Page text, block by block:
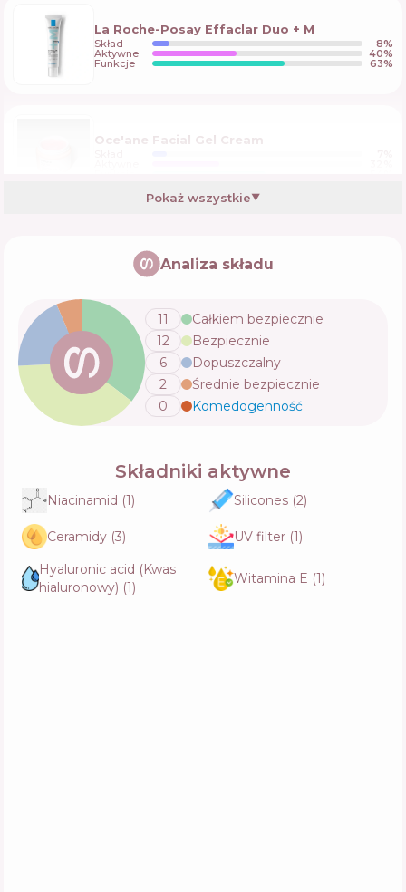
La Roche-Posay Effaclar Duo + M
Skład 8%
Aktywne 40%
Funkcje 63%
Oce'ane Facial Gel Cream
Pokaż wszystkie▼
Analiza składu
11
Całkiem bezpiecznie
12
Bezpiecznie
6
Dopuszczalny
2
Średnie bezpiecznie
0
Komedogenność
Składniki aktywne
Niacinamid (1) Silicones (2)
Ceramidy (3) UV filter (1)
Hyaluronic acid (Kwas
hialuronowy) (1)
Witamina E (1)